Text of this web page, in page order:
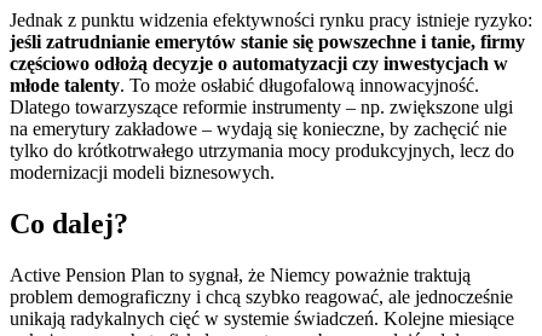
Jednak z punktu widzenia efektywności rynku pracy istnieje ryzyko:
jeśli zatrudnianie emerytów stanie się powszechne i tanie, firmy
częściowo odłożą decyzje o automatyzacji czy inwestycjach w
młode talenty. To może osłabić długofalową innowacyjność.
Dlatego towarzyszące reformie instrumenty – np. zwiększone ulgi
na emerytury zakładowe – wydają się konieczne, by zachęcić nie
tylko do krótkotrwałego utrzymania mocy produkcyjnych, lecz do
modernizacji modeli biznesowych.
Co dalej?
Active Pension Plan to sygnał, że Niemcy poważnie traktują
problem demograficzny i chcą szybko reagować, ale jednocześnie
unikają radykalnych cięć w systemie świadczeń. Kolejne miesiące